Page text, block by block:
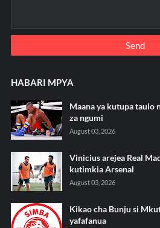
HABARI MPYA
Maana ya kutupa taulo
za ngumi
August 03, 2026
Vinicius arejea Real
kutimkia Arsenal
August 03, 2026
Kikao cha Bunju si
yafafanua